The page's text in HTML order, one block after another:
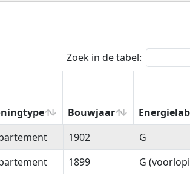
Zoek in de tabel:
Bouwjaar
Bouwjaar
1902 G
1899 G